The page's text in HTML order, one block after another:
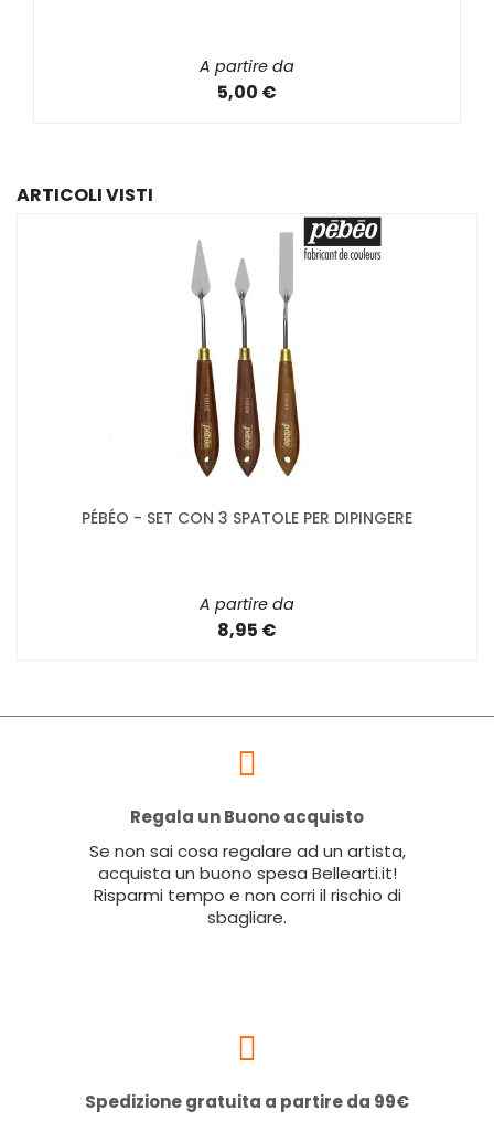
A partire da
5,00 €
ARTICOLI VISTI
PÉBÉO - SET CON 3 SPATOLE PER DIPINGERE
A partire da
8,95 €
Regala un Buono acquisto
Se non sai cosa regalare ad un artista,
acquista un buono spesa Bellearti.it!
Risparmi tempo e non corri il rischio di
sbagliare.
Spedizione gratuita a partire da 99€